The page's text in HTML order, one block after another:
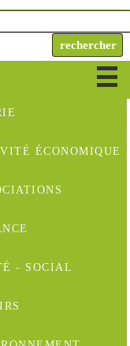
ÉCONOMIQUE
- SOCIAL